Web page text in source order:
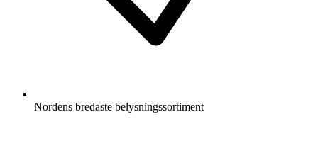
Nordens bredaste belysningssortiment